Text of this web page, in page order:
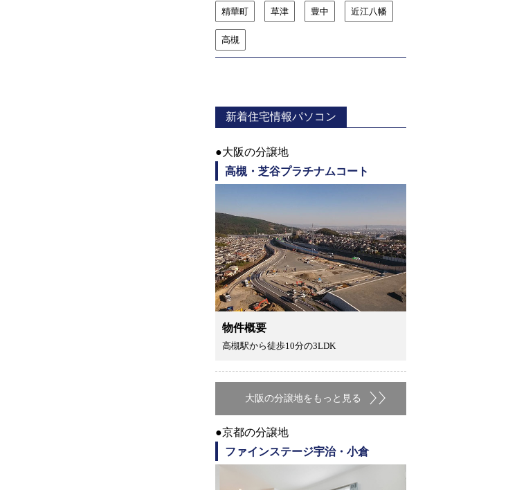
精華町 草津 豊中 近江八幡
高槻
新着住宅情報パソコン
●大阪の分譲地
高槻・芝谷プラチナムコート
物件概要
高槻駅から徒歩10分の3LDK
大阪の分譲地をもっと見る
●京都の分譲地
ファインステージ宇治・小倉